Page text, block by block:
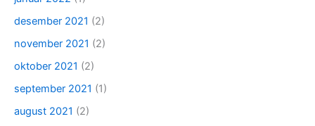
desember 2021 (2)
november 2021 (2)
oktober 2021 (2)
september 2021 (1)
august 2021 (2)